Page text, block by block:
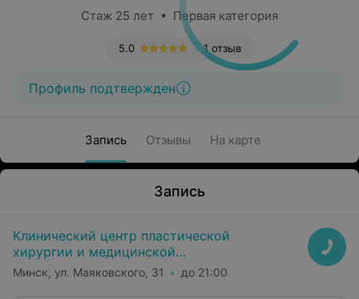
Стаж 25 лет • Первая категория
1 отзыв
5.0
Профиль подтвержден
Запись Отзывы На карте
Запись
Клинический центр пластической
хирургии и медицинской
косметологии
Минск, ул. Маяковского, 31 до 21:00